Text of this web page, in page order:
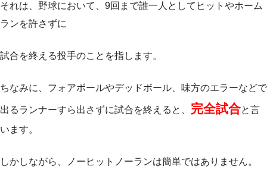
それは、野球において、9回まで誰一人としてヒットやホーム
ランを許さずに
試合を終える投手のことを指します。
ちなみに、フォアボールやデッドボール、味方のエラーなどで
出るランナーすら出さずに試合を終えると、 完全試合と言
います。
しかしながら、ノーヒットノーランは簡単ではありません。